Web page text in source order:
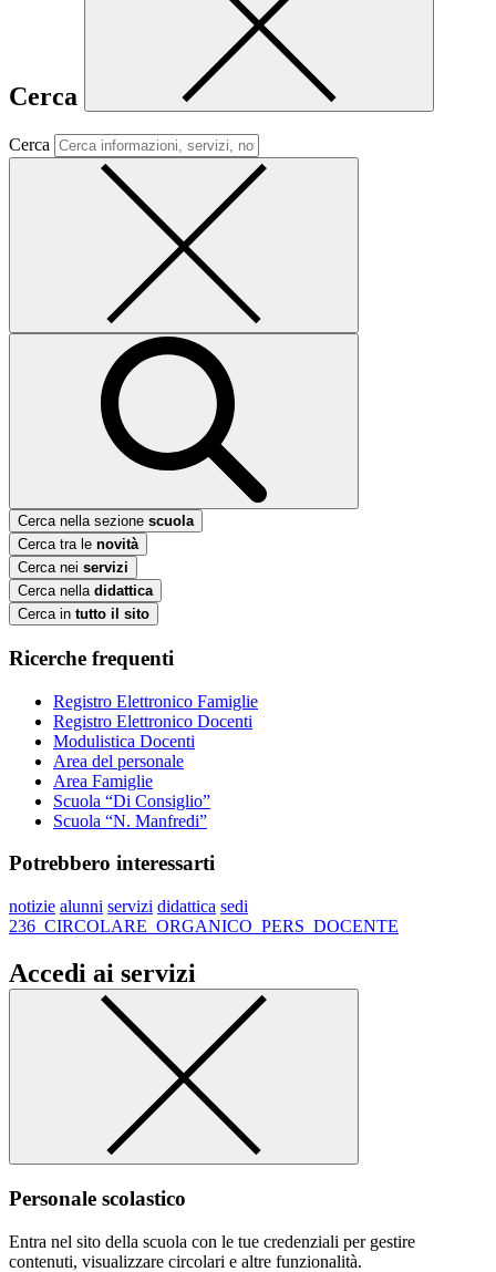
Cerca
Cerca
Cerca nella sezione scuola
Cerca tra le novità
Cerca nei servizi
Cerca nella didattica
Cerca in tutto il sito
Ricerche frequenti
Registro Elettronico Famiglie
Registro Elettronico Docenti
Modulistica Docenti
Area del personale
Area Famiglie
Scuola “Di Consiglio”
Scuola “N. Manfredi”
Potrebbero interessarti
notizie alunni servizi didattica sedi
236_CIRCOLARE_ORGANICO_PERS_DOCENTE
Accedi ai servizi
Personale scolastico
Entra nel sito della scuola con le tue credenziali per gestire
contenuti, visualizzare circolari e altre funzionalità.